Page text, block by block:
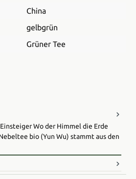
China
gelbgrün
Grüner Tee
Wo der Himmel die Erde
bio (Yun Wu) stammt aus den